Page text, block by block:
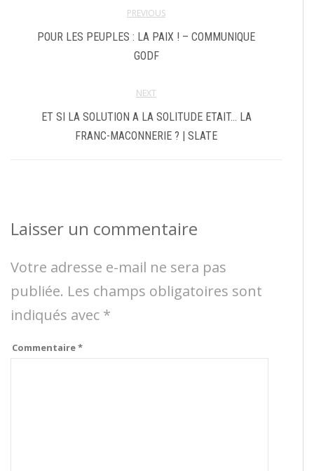
PREVIOUS
POUR LES PEUPLES : LA PAIX ! – COMMUNIQUE
GODF
NEXT
ET SI LA SOLUTION A LA SOLITUDE ETAIT… LA
FRANC-MACONNERIE ? | SLATE
Laisser un commentaire
Votre adresse e-mail ne sera pas
publiée. Les champs obligatoires sont
indiqués avec *
Commentaire*